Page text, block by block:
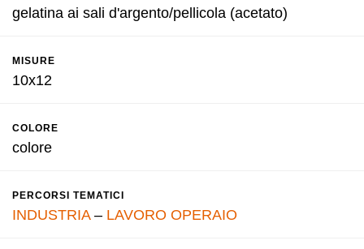
gelatina ai sali d'argento/pellicola (acetato)
MISURE
10x12
COLORE
colore
PERCORSI TEMATICI
INDUSTRIA– LAVORO OPERAIO